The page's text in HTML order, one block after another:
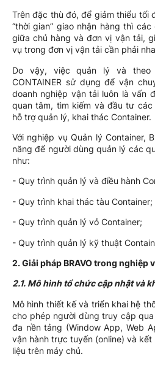
Trên đặc thù đó, để giảm thiểu tối
“thời gian” giao nhận hàng thì
giữa chủ hàng và đơn vị vận tải,
vụ trong đơn vị vận tải cần phải
Do vậy, việc quản lý và
CONTAINER sử dụng để vận
doanh nghiệp vận tải luôn là vấn
quan tâm, tìm kiếm và đầu tư
hỗ trợ quản lý, khai thác Container.
Với nghiệp vụ Quản lý Container,
năng để người dùng quản lý các
như:
- Quy trình quản lý và điều hành
- Quy trình khai thác tàu Container;
- Quy trình quản lý vỏ Container;
- Quy trình quản lý kỹ thuật
2. Giải pháp BRAVO trong nghiệp
2.1. Mô hình tổ chức cập nhật và
Mô hình thiết kế và triển khai hệ
cho phép người dùng truy cập
đa nền tảng (Window App, Web
vận hành trực tuyến (online) và
liệu trên máy chủ.